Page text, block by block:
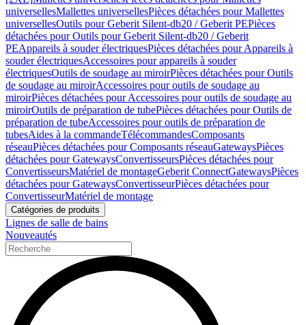
universellesMallettes universellesPièces détachées pour Mallettes
universellesOutils pour Geberit Silent-db20 / Geberit PEPièces
détachées pour Outils pour Geberit Silent-db20 / Geberit
PEAppareils à souder électriquesPièces détachées pour Appareils à
souder électriquesAccessoires pour appareils à souder
électriquesOutils de soudage au miroirPièces détachées pour Outils
de soudage au miroirAccessoires pour outils de soudage au
miroirPièces détachées pour Accessoires pour outils de soudage au
miroirOutils de préparation de tubePièces détachées pour Outils de
préparation de tubeAccessoires pour outils de préparation de
tubesAides à la commandeTélécommandesComposants
réseauPièces détachées pour Composants réseauGatewaysPièces
détachées pour GatewaysConvertisseursPièces détachées pour
ConvertisseursMatériel de montageGeberit ConnectGatewaysPièces
détachées pour GatewaysConvertisseurPièces détachées pour
ConvertisseurMatériel de montage
Catégories de produits
Lignes de salle de bains
Nouveautés